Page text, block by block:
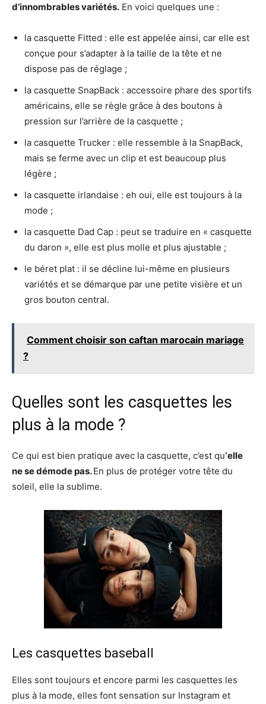
d’innombrables variétés. En voici quelques une :
la casquette Fitted : elle est appelée ainsi, car elle est
conçue pour s’adapter à la taille de la tête et ne
dispose pas de réglage ;
la casquette SnapBack : accessoire phare des sportifs
américains, elle se règle grâce à des boutons à
pression sur l’arrière de la casquette ;
la casquette Trucker : elle ressemble à la SnapBack,
mais se ferme avec un clip et est beaucoup plus
légère ;
la casquette irlandaise : eh oui, elle est toujours à la
mode ;
la casquette Dad Cap : peut se traduire en « casquette
du daron », elle est plus molle et plus ajustable ;
le béret plat : il se décline lui-même en plusieurs
variétés et se démarque par une petite visière et un
gros bouton central.
Comment choisir son caftan marocain mariage
?
Quelles sont les casquettes les
plus à la mode ?
Ce qui est bien pratique avec la casquette, c’est qu‘elle
ne se démode pas.En plus de protéger votre tête du
soleil, elle la sublime.
Les casquettes baseball
Elles sont toujours et encore parmi les casquettes les
plus à la mode, elles font sensation sur Instagram et